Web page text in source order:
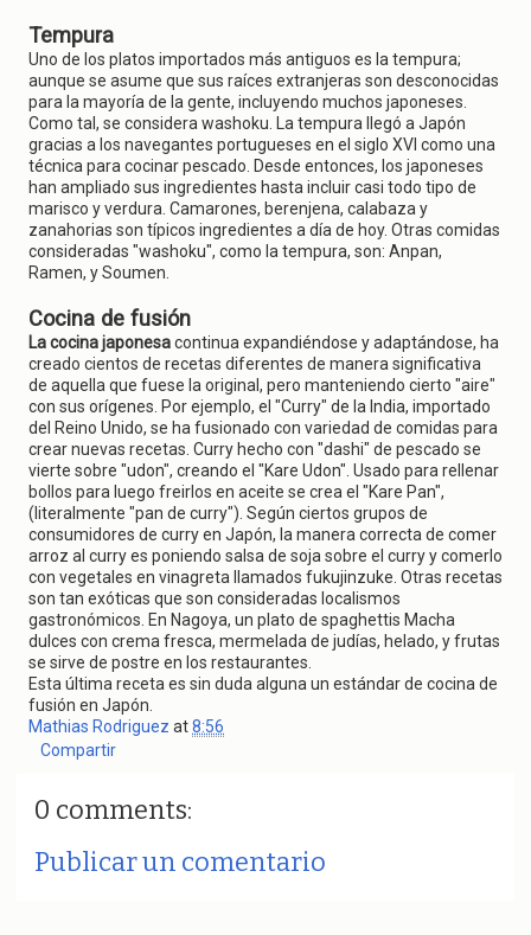
Tempura
Uno de los platos importados más antiguos es la tempura;
aunque se asume que sus raíces extranjeras son desconocidas
para la mayoría de la gente, incluyendo muchos japoneses.
Como tal, se considera washoku. La tempura llegó a Japón
gracias a los navegantes portugueses en el siglo XVI como una
técnica para cocinar pescado. Desde entonces, los japoneses
han ampliado sus ingredientes hasta incluir casi todo tipo de
marisco y verdura. Camarones, berenjena, calabaza y
zanahorias son típicos ingredientes a día de hoy. Otras comidas
consideradas "washoku", como la tempura, son: Anpan,
Ramen, y Soumen.
Cocina de fusión
La cocina japonesacontinua expandiéndose y adaptándose, ha
creado cientos de recetas diferentes de manera significativa
de aquella que fuese la original, pero manteniendo cierto "aire"
con sus orígenes. Por ejemplo, el "Curry" de la India, importado
del Reino Unido, se ha fusionado con variedad de comidas para
crear nuevas recetas. Curry hecho con "dashi" de pescado se
vierte sobre "udon", creando el "Kare Udon". Usado para rellenar
bollos para luego freirlos en aceite se crea el "Kare Pan",
(literalmente "pan de curry"). Según ciertos grupos de
consumidores de curry en Japón, la manera correcta de comer
arroz al curry es poniendo salsa de soja sobre el curry y comerlo
con vegetales en vinagreta llamados fukujinzuke. Otras recetas
son tan exóticas que son consideradas localismos
gastronómicos. En Nagoya, un plato de spaghettis Macha
dulces con crema fresca, mermelada de judías, helado, y frutas
se sirve de postre en los restaurantes.
Esta última receta es sin duda alguna un estándar de cocina de
fusión en Japón.
Mathias Rodriguez at8:56
Compartir
0 comments:
Publicar un comentario